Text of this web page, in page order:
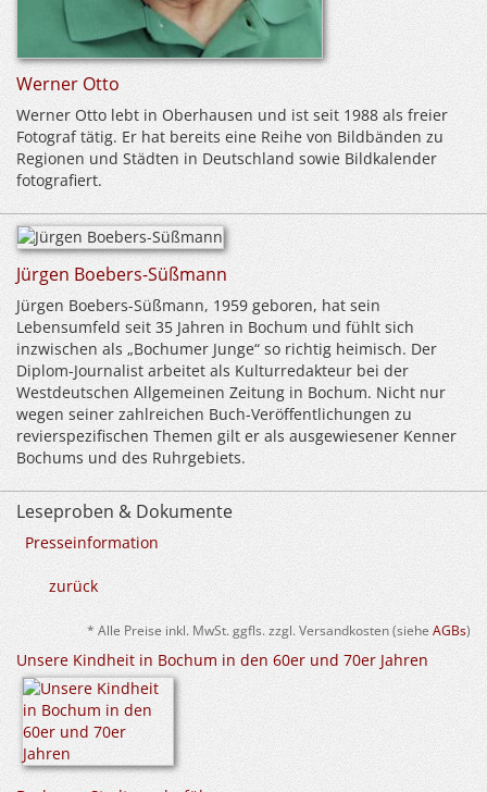
Werner Otto
Werner Otto lebt in Oberhausen und ist seit 1988 als freier
Fotograf tätig. Er hat bereits eine Reihe von Bildbänden zu
Regionen und Städten in Deutschland sowie Bildkalender
fotografiert.
Jürgen Boebers-Süßmann
Jürgen Boebers-Süßmann, 1959 geboren, hat sein
Lebensumfeld seit 35 Jahren in Bochum und fühlt sich
inzwischen als „Bochumer Junge“ so richtig heimisch. Der
Diplom-Journalist arbeitet als Kulturredakteur bei der
Westdeutschen Allgemeinen Zeitung in Bochum. Nicht nur
wegen seiner zahlreichen Buch-Veröffentlichungen zu
revierspezifischen Themen gilt er als ausgewiesener Kenner
Bochums und des Ruhrgebiets.
Leseproben & Dokumente
Presseinformation
zurück
* Alle Preise inkl. MwSt. ggfls. zzgl. Versandkosten (siehe AGBs)
Unsere Kindheit in Bochum in den 60er und 70er Jahren